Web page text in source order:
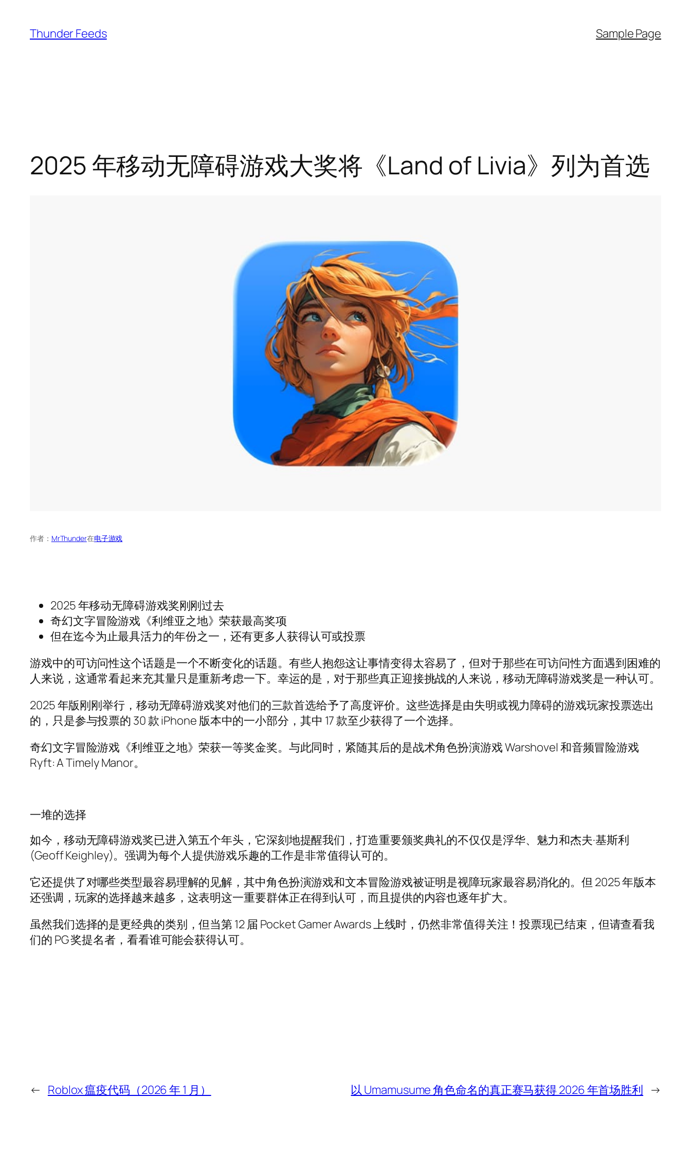
Thunder Feeds Sample Page
2025 年移动无障碍游戏大奖将《Land of Livia》列为首选
作者： MrThunder在电子游戏
2025 年移动无障碍游戏奖刚刚过去
奇幻文字冒险游戏《利维亚之地》荣获最高奖项
但在迄今为止最具活力的年份之一，还有更多人获得认可或投票
游戏中的可访问性这个话题是一个不断变化的话题。有些人抱怨这让事情变得太容易了，但对于那些在可访问性方面遇到困难的
人来说，这通常看起来充其量只是重新考虑一下。幸运的是，对于那些真正迎接挑战的人来说，移动无障碍游戏奖是一种认可。
2025 年版刚刚举行，移动无障碍游戏奖对他们的三款首选给予了高度评价。这些选择是由失明或视力障碍的游戏玩家投票选出
的，只是参与投票的 30 款 iPhone 版本中的一小部分，其中 17 款至少获得了一个选择。
奇幻文字冒险游戏《利维亚之地》荣获一等奖金奖。与此同时，紧随其后的是战术角色扮演游戏 Warshovel 和音频冒险游戏
Ryft: A Timely Manor。
一堆的选择
如今，移动无障碍游戏奖已进入第五个年头，它深刻地提醒我们，打造重要颁奖典礼的不仅仅是浮华、魅力和杰夫·基斯利
(Geoff Keighley)。强调为每个人提供游戏乐趣的工作是非常值得认可的。
它还提供了对哪些类型最容易理解的见解，其中角色扮演游戏和文本冒险游戏被证明是视障玩家最容易消化的。但 2025 年版本
还强调，玩家的选择越来越多，这表明这一重要群体正在得到认可，而且提供的内容也逐年扩大。
虽然我们选择的是更经典的类别，但当第 12 届 Pocket Gamer Awards 上线时，仍然非常值得关注！投票现已结束，但请查看我
们的 PG 奖提名者，看看谁可能会获得认可。
← Roblox 瘟疫代码（2026 年 1 月） 以 Umamusume 角色命名的真正赛马获得 2026 年首场胜利 →